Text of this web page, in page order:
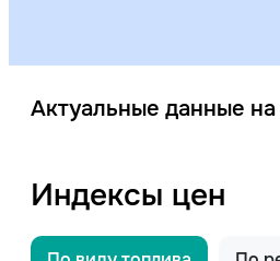
Актуальные данные на
Индексы цен